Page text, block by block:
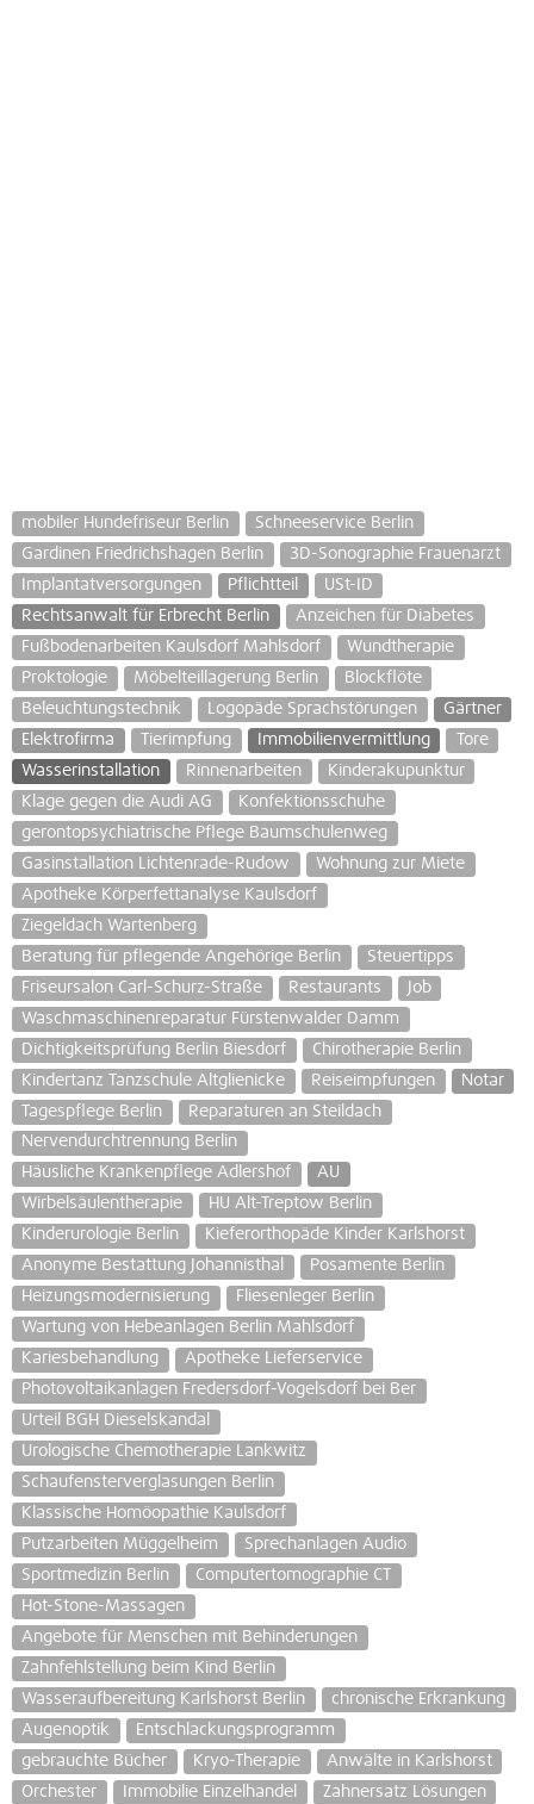
mobiler Hundefriseur Berlin
Schneeservice Berlin
Gardinen Friedrichshagen Berlin
3D-Sonographie Frauenarzt
Implantatversorgungen
Pflichtteil
USt-ID
Rechtsanwalt für Erbrecht Berlin
Anzeichen für Diabetes
Fußbodenarbeiten Kaulsdorf Mahlsdorf
Wundtherapie
Proktologie
Möbelteillagerung Berlin
Blockflöte
Beleuchtungstechnik
Logopäde Sprachstörungen
Gärtner
Elektrofirma
Tierimpfung Immobilienvermittlung
Tore
Wasserinstallation
Rinnenarbeiten
Kinderakupunktur
Klage gegen die Audi AG
Konfektionsschuhe
gerontopsychiatrische Pflege Baumschulenweg
Gasinstallation Lichtenrade-Rudow
Wohnung zur Miete
Apotheke Körperfettanalyse Kaulsdorf
Ziegeldach Wartenberg
Beratung für pflegende Angehörige Berlin
Steuertipps
Friseursalon Carl-Schurz-Straße
Restaurants
Job
Waschmaschinenreparatur Fürstenwalder Damm
Dichtigkeitsprüfung Berlin Biesdorf
Chirotherapie Berlin
Kindertanz Tanzschule Altglienicke
Reiseimpfungen
Notar
Tagespflege Berlin
Reparaturen an Steildach
Nervendurchtrennung Berlin
Häusliche Krankenpflege Adlershof
AU
Wirbelsäulentherapie
HU Alt-Treptow Berlin
Kinderurologie Berlin
Kieferorthopäde Kinder Karlshorst
Anonyme Bestattung Johannisthal
Posamente Berlin
Heizungsmodernisierung
Fliesenleger Berlin
Wartung von Hebeanlagen Berlin Mahlsdorf
Kariesbehandlung
Apotheke Lieferservice
Photovoltaikanlagen Fredersdorf-Vogelsdorf bei Ber
Urteil BGH Dieselskandal
Urologische Chemotherapie Lankwitz
Schaufensterverglasungen Berlin
Klassische Homöopathie Kaulsdorf
Putzarbeiten Müggelheim
Sprechanlagen Audio
Sportmedizin Berlin
Computertomographie CT
Hot-Stone-Massagen
Angebote für Menschen mit Behinderungen
Zahnfehlstellung beim Kind Berlin
Wasseraufbereitung Karlshorst Berlin
chronische Erkrankung
Augenoptik
Entschlackungsprogramm
gebrauchte Bücher
Kryo-Therapie
Anwälte in Karlshorst
Orchester
Immobilie Einzelhandel
Zahnersatz Lösungen